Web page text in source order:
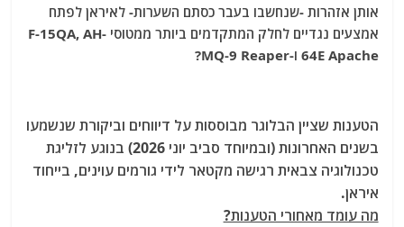
אותן אזהרות -שנחשבו בעבר כסתם השערות- לאיראן לפתח
אמצעים נגדיים לחלק המתקדמים ביותר ממטוסי F-15QA, AH-
64E Apache ו-MQ-9 Reaper?
הטענות שציין הבלוגר מבוססות על דיווחים וביקורת שנשמעו
בשנים האחרונות (ובמיוחד סביב יוני 2026) בנוגע לזליגת
טכנולוגיה צבאית רגישה מקטאר לידי גורמים עוינים, בייחוד
איראן.
מה עומד מאחורי הטענות?